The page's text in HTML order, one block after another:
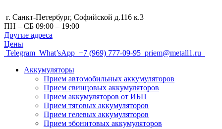
г. Санкт-Петербург, Cофийской д.116 к.3
ПН – СБ 09:00 – 19:00
Другие адреса
Цены
Telegram What’sApp +7 (969) 777-09-95 priem@metall1.ru
Аккумуляторы
Прием автомобильных аккумуляторов
Прием свинцовых аккумуляторов
Прием аккумуляторов от ИБП
Прием тяговых аккумуляторов
Прием гелевых аккумуляторов
Прием эбонитовых аккумуляторов